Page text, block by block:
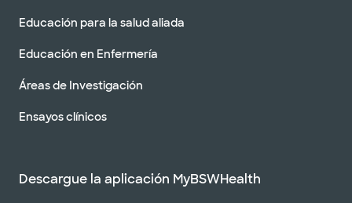
Educación para la salud aliada
Educación en Enfermería
Áreas de Investigación
Ensayos clínicos
Descargue la aplicación MyBSWHealth